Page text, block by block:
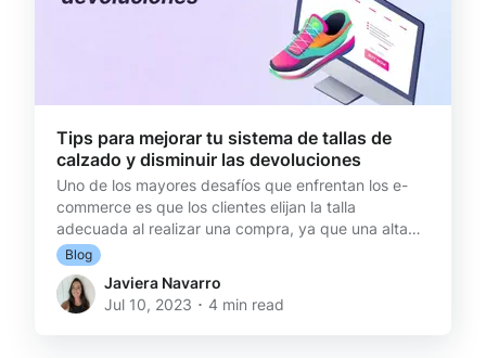
Tips para mejorar tu sistema de tallas de
calzado y disminuir las devoluciones
Uno de los mayores desafíos que enfrentan los e-
commerce es que los clientes elijan la talla
adecuada al realizar una compra, ya que una alta
cantidad de devoluciones son relacionadas con
problemas de talla, especialmente cuando se trata
de calzado. Desde guías de tallas detalladas hasta
aplicaciones de medición de pie y comentarios de
Blog
Javiera Navarro
Jul 10, 2023 ･ 4 min read